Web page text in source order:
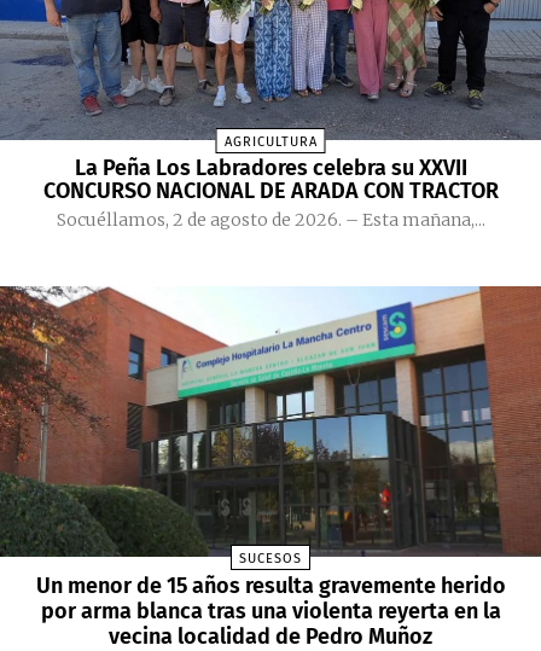
AGRICULTURA
La Peña Los Labradores celebra su XXVII
CONCURSO NACIONAL DE ARADA CON TRACTOR
Socuéllamos, 2 de agosto de 2026. – Esta mañana,...
SUCESOS
Un menor de 15 años resulta gravemente herido
por arma blanca tras una violenta reyerta en la
vecina localidad de Pedro Muñoz